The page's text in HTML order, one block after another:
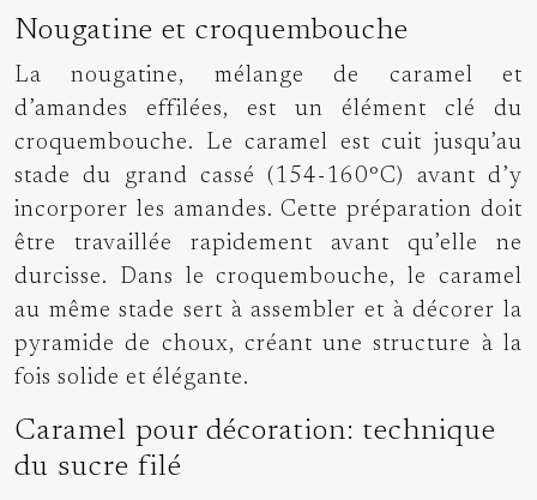
Nougatine et croquembouche
La nougatine, mélange de caramel et
d’amandes effilées, est un élément clé du
croquembouche. Le caramel est cuit jusqu’au
stade du grand cassé (154-160°C) avant d’y
incorporer les amandes. Cette préparation doit
être travaillée rapidement avant qu’elle ne
durcisse. Dans le croquembouche, le caramel
au même stade sert à assembler et à décorer la
pyramide de choux, créant une structure à la
fois solide et élégante.
Caramel pour décoration: technique
du sucre filé